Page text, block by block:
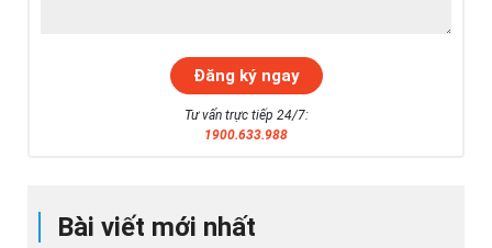
Bài viết mới nhất
Tư vấn trực tiếp 24/7:
1900.633.988